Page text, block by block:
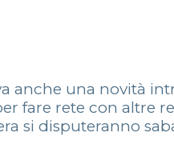
anche una novità
fare rete con altre
si disputeranno